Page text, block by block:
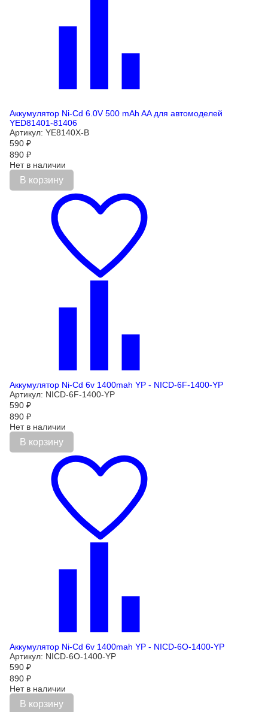
Аккумулятор Ni-Cd 6.0V 500 mAh AA для автомоделей
YED81401-81406
Артикул: YE8140Х-B
590 ₽
890 ₽
Нет в наличии
В корзину
Аккумулятор Ni-Cd 6v 1400mah YP - NICD-6F-1400-YP
Артикул: NICD-6F-1400-YP
590 ₽
890 ₽
Нет в наличии
В корзину
Аккумулятор Ni-Cd 6v 1400mah YP - NICD-6O-1400-YP
Артикул: NICD-6O-1400-YP
590 ₽
890 ₽
Нет в наличии
В корзину